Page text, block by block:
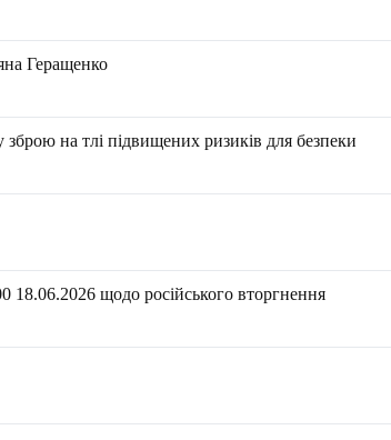
Геращенко
зброю на тлі підвищених ризиків для безпеки
18.06.2026 щодо російського вторгнення